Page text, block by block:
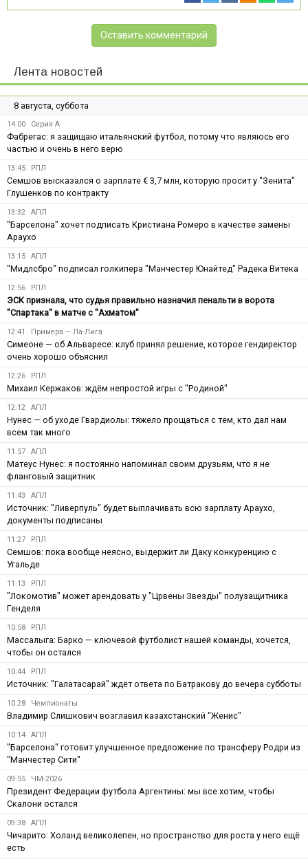
Оставить комментарий
Лента новостей
8 августа, суббота
14:00 Серия А
Фабрегас: я защищаю итальянский футбол, потому что являюсь его
частью и очень в него верю
13:45 РПЛ
Семшов высказался о зарплате € 3,7 млн, которую просит у "Зенита"
Глушенков по контракту
13:32 АПЛ
"Барселона" хочет подписать Кристиана Ромеро в качестве замены
Араухо
13:15 АПЛ
"Мидлсбро" подписал голкипера "Манчестер Юнайтед" Радека Витека
12:56 РПЛ
ЭСК признала, что судья правильно назначил пенальти в ворота
"Спартака" в матче с "Ахматом"
12:41 Примера — Ла-Лига
Симеоне — об Альваресе: клуб принял решение, которое гендиректор
очень хорошо объяснил
12:26 РПЛ
Михаил Кержаков: ждём непростой игры с "Родиной"
12:12 АПЛ
Нунес — об уходе Гвардиолы: тяжело прощаться с тем, кто дал нам
всем так много
11:57 АПЛ
Матеус Нунес: я постоянно напоминал своим друзьям, что я не
фланговый защитник
11:43 АПЛ
Источник: "Ливерпуль" будет выплачивать всю зарплату Араухо,
документы подписаны
11:27 РПЛ
Семшов: пока вообще неясно, выдержит ли Даку конкуренцию с
Угальде
11:13 РПЛ
"Локомотив" может арендовать у "Црвены Звезды" полузащитника
Генделя
10:58 РПЛ
Массалыга: Барко — ключевой футболист нашей команды, хочется,
чтобы он остался
10:44 РПЛ
Источник: "Галатасарай" ждёт ответа по Батракову до вечера субботы
10:28 Чемпионаты
Владимир Слишкович возглавил казахстанский "Женис"
10:14 АПЛ
"Барселона" готовит улучшенное предложение по трансферу Родри из
"Манчестер Сити"
09:55 ЧМ-2026
Президент Федерации футбола Аргентины: мы все хотим, чтобы
Скалони остался
09:38 АПЛ
Чичарито: Холанд великолепен, но пространство для роста у него ещё
есть